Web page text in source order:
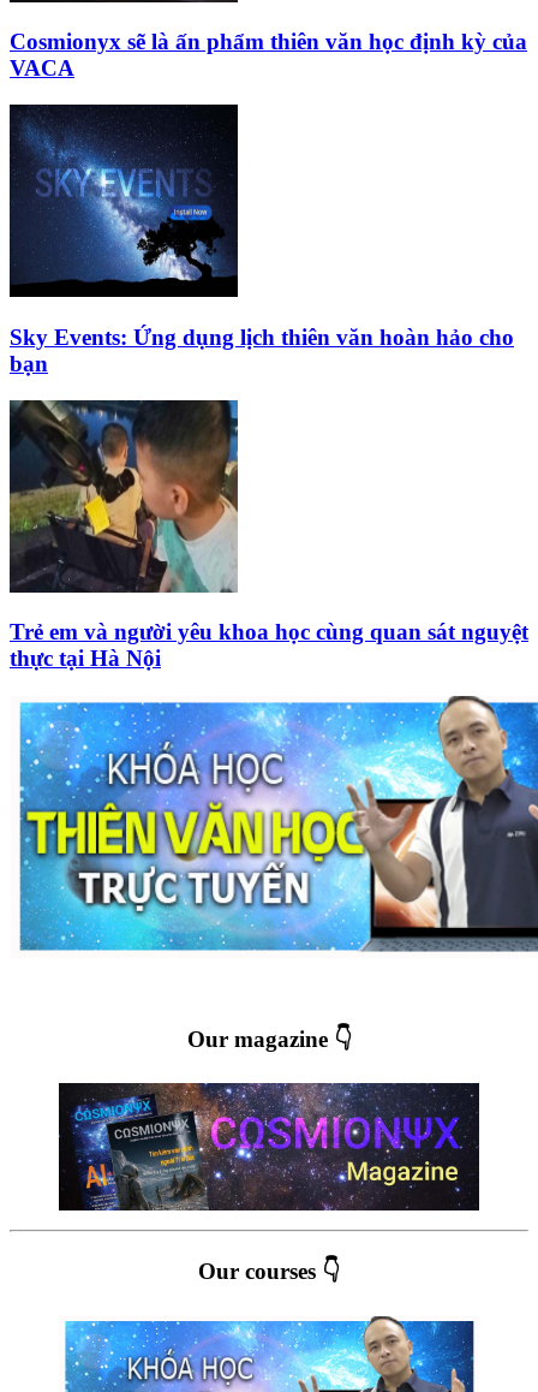
Cosmionyx sẽ là ấn phẩm thiên văn học định kỳ của
VACA
Sky Events: Ứng dụng lịch thiên văn hoàn hảo cho
bạn
Trẻ em và người yêu khoa học cùng quan sát nguyệt
thực tại Hà Nội
Our magazine 👇
Our courses 👇